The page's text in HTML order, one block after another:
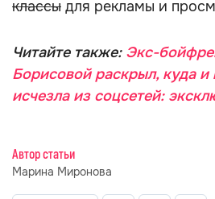
классы для рекламы и
Читайте также: Экс-
Борисовой раскрыл, куда и
исчезла из соцсетей:
Автор статьи
Марина Миронова